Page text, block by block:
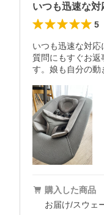
いつも迅速な
5
いつも迅速な対応
質問にもすぐお返
す。娘も自分の動
購入した商品
お届け/スウェ